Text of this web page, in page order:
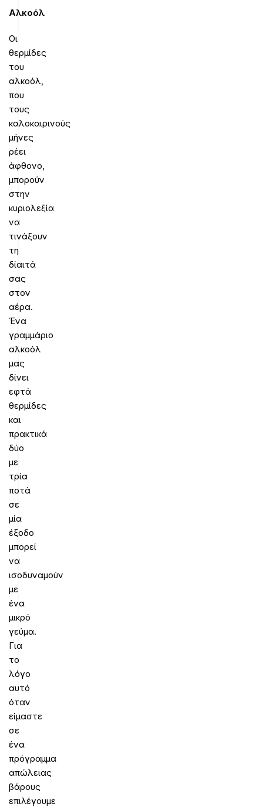
Αλκοόλ
Οι
θερμίδες
του
αλκοόλ,
που
τους
καλοκαιρινούς
μήνες
ρέει
άφθονο,
μπορούν
στην
κυριολεξία
να
τινάξουν
τη
δίαιτά
σας
στον
αέρα.
Ένα
γραμμάριο
αλκοόλ
μας
δίνει
εφτά
θερμίδες
και
πρακτικά
δύο
με
τρία
ποτά
σε
μία
έξοδο
μπορεί
να
ισοδυναμούν
με
ένα
μικρό
γεύμα.
Για
το
λόγο
αυτό
όταν
είμαστε
σε
ένα
πρόγραμμα
απώλειας
βάρους
επιλέγουμε